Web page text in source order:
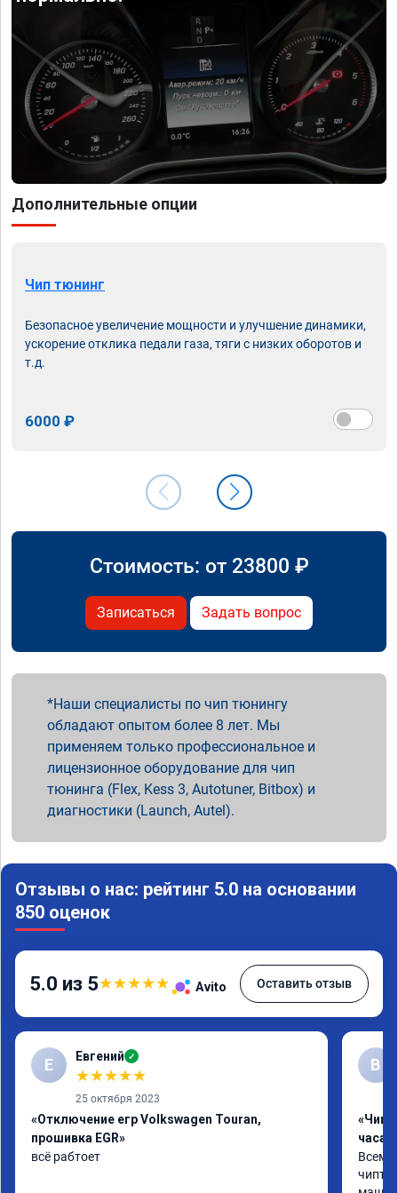
Дополнительные опции
Чип тюнинг
Безопасное увеличение мощности и улучшение динамики,
ускорение отклика педали газа, тяги с низких оборотов и
т.д.
6000 ₽
Стоимость: от 23800 ₽
Записаться Задать вопрос
Наши специалисты по чип тюнингу
обладают опытом более 8 лет. Мы
применяем только профессиональное и
лицензионное оборудование для чип
тюнинга (Flex, Kess 3, Autotuner, Bitbox) и
диагностики (Launch, Autel).
Отзывы о нас: рейтинг 5.0 на основании
850 оценок
5.0 из 5★★★★★ Avito Оставить отзыв
Е Евгений ✓
★★★★★
25 октября 2023
«Отключение егр Volkswagen Touran,
прошивка EGR»
всё рабтоет
В
«Чип
часа»
Всем